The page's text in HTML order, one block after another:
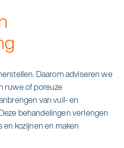
Daarom adviseren we
ruwe of poreuze
van vuil- en
behandelingen verlengen
kozijnen en maken